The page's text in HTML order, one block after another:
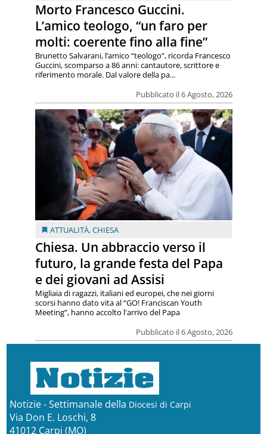
Morto Francesco Guccini.
L’amico teologo, “un faro per
molti: coerente fino alla fine”
Pubblicato il 6 Agosto, 2026
Brunetto Salvarani, l’amico “teologo”, ricorda Francesco
Guccini, scomparso a 86 anni: cantautore, scrittore e
riferimento morale. Dal valore della pa...
ATTUALITÀ,CHIESA
Chiesa. Un abbraccio verso il
futuro, la grande festa del Papa
e dei giovani ad Assisi
Pubblicato il 6 Agosto, 2026
Migliaia di ragazzi, italiani ed europei, che nei giorni
scorsi hanno dato vita al “GO! Franciscan Youth
Meeting”, hanno accolto l'arrivo del Papa
Notizie - Settimanale della Diocesi di Carpi
Via Don E. Loschi, 8
41012 Carpi (MO)